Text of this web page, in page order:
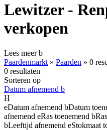
Lewitzer -
verkopen
Lees meerb
Paardenmarkt » Paarden » 0
0 resultaten
Sorteren op
Datum afnemend b
H
eDatum afnemend bDatum
afnemend eRas toenemend b
bLeeftijd afnemend eStokmaat